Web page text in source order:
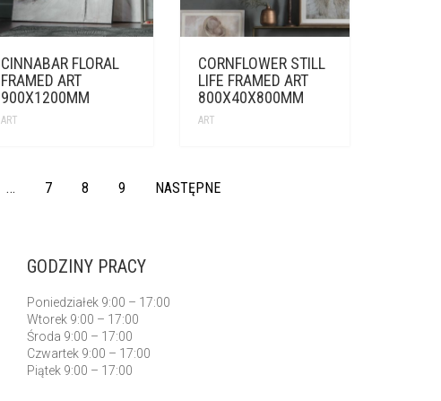
CINNABAR FLORAL
FRAMED ART
900X1200MM
ART
CORNFLOWER STILL
LIFE FRAMED ART
800X40X800MM
ART
… 7 8 9 NASTĘPNE
GODZINY PRACY
Poniedziałek 9:00 – 17:00
Wtorek 9:00 – 17:00
Środa 9:00 – 17:00
Czwartek 9:00 – 17:00
Piątek 9:00 – 17:00